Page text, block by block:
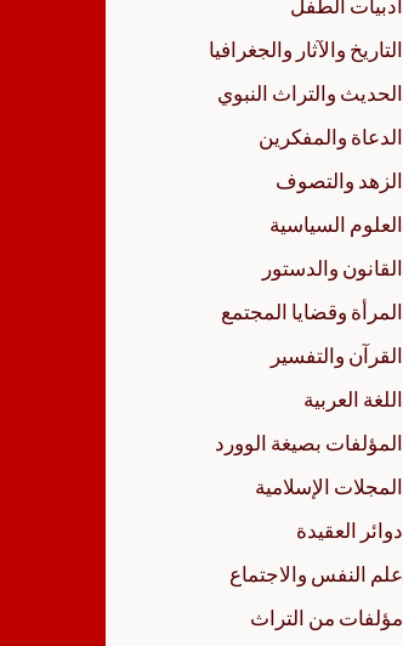
أدبيات الطفل
التاريخ والآثار والجغرافيا
الحديث والتراث النبوي
الدعاة والمفكرين
الزهد والتصوف
العلوم السياسية
القانون والدستور
المرأة وقضايا المجتمع
القرآن والتفسير
اللغة العربية
المؤلفات بصيغة الوورد
المجلات الإسلامية
دوائر العقيدة
علم النفس والاجتماع
مؤلفات من التراث